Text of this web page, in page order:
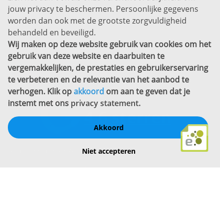
Sitemap
Copyright
Bekijk ook eens
jouw privacy te beschermen. Persoonlijke gegevens
worden dan ook met de grootste zorgvuldigheid
behandeld en beveiligd.
Wij maken op deze website gebruik van cookies om het
gebruik van deze website en daarbuiten te
vergemakkelijken, de prestaties en gebruikerservaring
te verbeteren en de relevantie van het aanbod te
verhogen. Klik opakkoord om aan te geven dat je
instemt met ons privacy statement.
Akkoord
Niet accepteren